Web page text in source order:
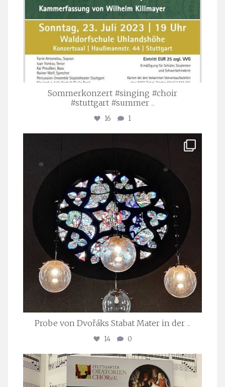
Sommerkonzert #singing #choir
#stuttgart #summer ...
16 1
Apr. 1
Probe von Dvořáks Stabat Mater in der ...
14 0
stuttgarter_oratorienchor
Nov. 29